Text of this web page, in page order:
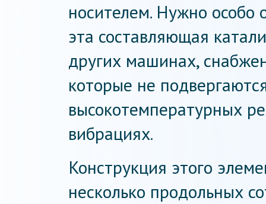
носителем. Нужно особо
эта составляющая
других машинах,
которые не
высокотемпературных
вибрациях.
Конструкция этого
несколько продольных